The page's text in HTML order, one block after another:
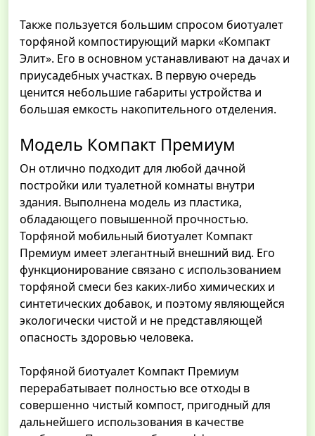
Также пользуется большим спросом биотуалет
торфяной компостирующий марки «Компакт
Элит». Его в основном устанавливают на дачах и
приусадебных участках. В первую очередь
ценится небольшие габариты устройства и
большая емкость накопительного отделения.
Модель Компакт Премиум
Он отлично подходит для любой дачной
постройки или туалетной комнаты внутри
здания. Выполнена модель из пластика,
обладающего повышенной прочностью.
Торфяной мобильный биотуалет Компакт
Премиум имеет элегантный внешний вид. Его
функционирование связано с использованием
торфяной смеси без каких-либо химических и
синтетических добавок, и поэтому являющейся
экологически чистой и не представляющей
опасность здоровью человека.
Торфяной биотуалет Компакт Премиум
перерабатывает полностью все отходы в
совершенно чистый компост, пригодный для
дальнейшего использования в качестве